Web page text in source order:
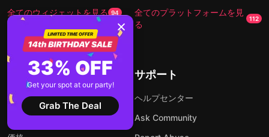
全てのウィジェットを見る 94
全てのプラットフォームを見
る
112
会社概要
お問い合わせ
About Us
サポート
ヘルプセンター
Ask Community
33% OFF
Get your spot at our party!
Grab The Deal